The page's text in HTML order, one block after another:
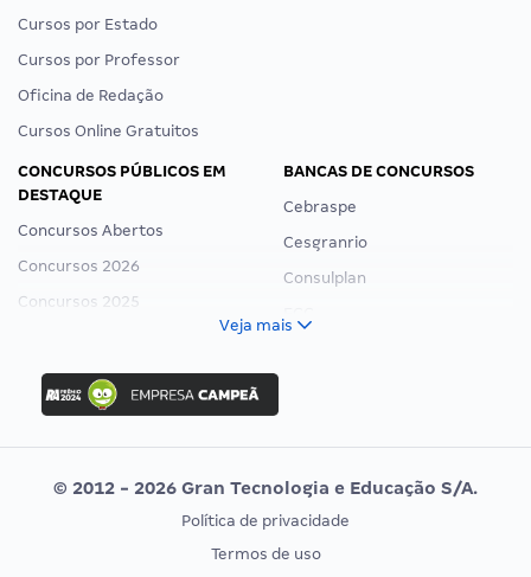
Cursos por Estado
Cursos por Professor
Oficina de Redação
Cursos Online Gratuitos
CONCURSOS PÚBLICOS EM
DESTAQUE
Concursos Abertos
Concursos 2026
Concursos 2025
Concurso Ibama
Concurso MPU
Editais publicados
BANCAS DE CONCURSOS
Cebraspe
Cesgranrio
Consulplan
Vunesp
CONCURSOS POR PROFISSÃO
EXAME DE ORDEM
Veja mais
© 2012 - 2026 Gran Tecnologia e Educação S/A.
Política de privacidade
Termos de uso